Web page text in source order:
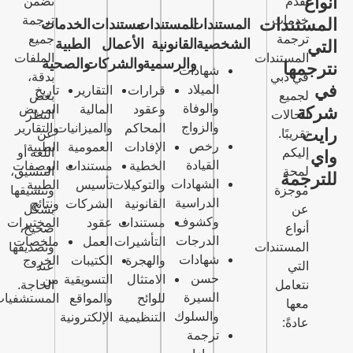
المستندات
الشخصية
شهادات
الميلاد
والوفاة
والزواج
رخص
القيادة
الشهادات
الدراسية
وكشوف
الدرجات
شهادات
حسن
السيرة
والسلوك
المستندات
القانونية
والرسمية
المحاكم
الإفادات
والتوكيلات
القانونية
مستندات
التأشيرات
والهجرة
التنظيمية
مستندات
الأعمال
والشركات
التقارير
المالية
والميزانيات
العمومية
مستندات
تأسيس
الشركات
عقود
العمل
الكتيبات
التسويقية
والمواقع
الإلكترونية
الخدمات
الطبية
والصحية
تاريخ
المريض
والتقارير
الطبية
الوصفات
الطبية
ونتائج
المختبرات
ملخصات
الخروج
من
المستشفيات
ترجمة
جميع
الملفات
بدقة،
بغض
النظر
عن
اللغة أو
التنسيق،
وتنسيقها
بشكل
صحيح،
وتصديقها
عند
الحاجة.